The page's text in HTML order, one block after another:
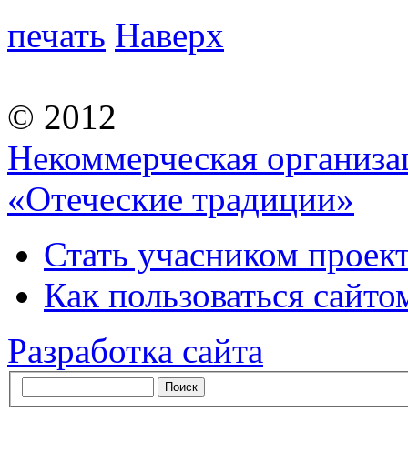
печать Наверх
© 2012
Некоммерческая
«Отеческие традиции»
Стать учасником
Как пользоваться
Разработка сайта